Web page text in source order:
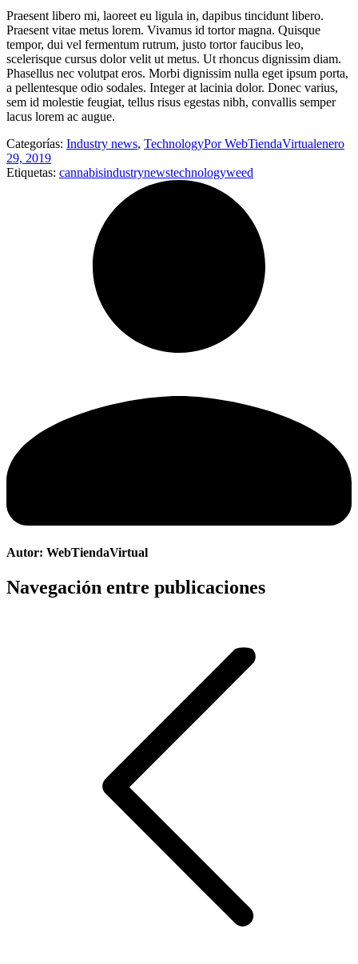
Praesent libero mi, laoreet eu ligula in, dapibus tincidunt libero.
Praesent vitae metus lorem. Vivamus id tortor magna. Quisque
tempor, dui vel fermentum rutrum, justo tortor faucibus leo,
scelerisque cursus dolor velit ut metus. Ut rhoncus dignissim diam.
Phasellus nec volutpat eros. Morbi dignissim nulla eget ipsum porta,
a pellentesque odio sodales. Integer at lacinia dolor. Donec varius,
sem id molestie feugiat, tellus risus egestas nibh, convallis semper
lacus lorem ac augue.
Categorías: Industry news, TechnologyPorWebTiendaVirtualenero
29, 2019
Etiquetas: cannabisindustrynewstechnologyweed
Autor: WebTiendaVirtual
Navegación entre publicaciones